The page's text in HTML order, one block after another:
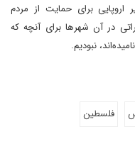
اروپایی برای حمایت از مردم
در آن شهرها برای آنچه که
نبودیم.
فلسطین